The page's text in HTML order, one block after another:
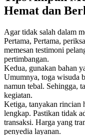
Hemat dan
Agar tidak salah dalam
Pertama, Pertama,
memesan testimoni
pertimbangan.
Kedua, gunakan bahan
Umumnya, toga wisuda
namun tebal. Sehingga,
kegiatan.
Ketiga, tanyakan rincian
lengkap. Pastikan tidak
transaksi. Harga yang
penyedia layanan.